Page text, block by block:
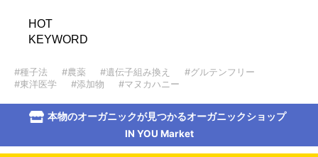
HOT
KEYWORD
#種子法 #農薬 #遺伝子組み換え
#グルテンフリー
#東洋医学
#添加物 #マヌカハニー
本物のオーガニックが見つかるオーガニックショップ
IN YOU Market